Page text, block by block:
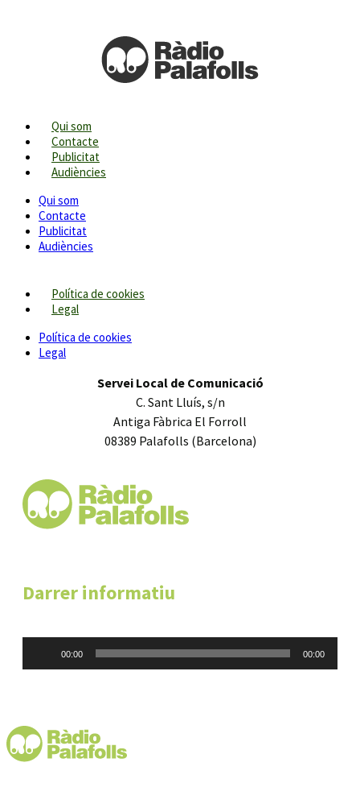
Qui som
Contacte
Publicitat
Audiències
Qui som
Contacte
Publicitat
Audiències
Política de cookies
Legal
Política de cookies
Legal
Servei Local de Comunicació
C. Sant Lluís, s/n
Antiga Fàbrica El Forroll
08389 Palafolls (Barcelona)
Darrer informatiu
00:00 00:00